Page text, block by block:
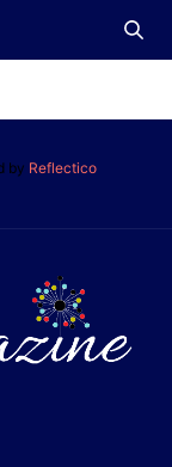
by Reflectico